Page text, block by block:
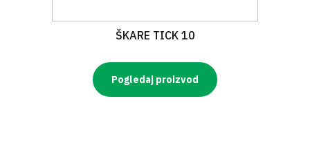
ŠKARE TICK 10
Pogledaj proizvod